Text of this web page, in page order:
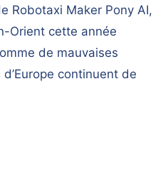
Robotaxi Maker Pony AI,
Orient cette année
de mauvaises
continuent de